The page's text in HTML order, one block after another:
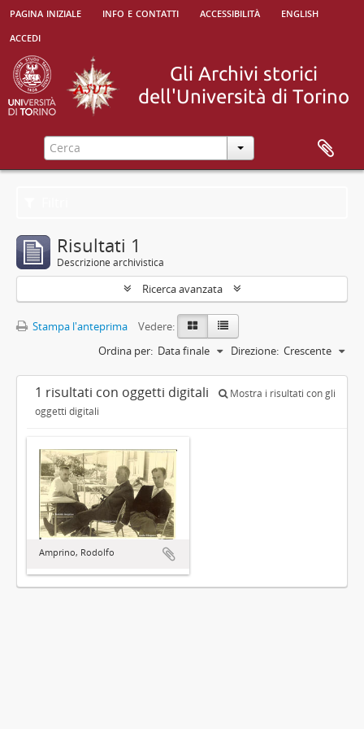
pagina iniziale info e contatti accessibilità
english
accedi
Risultati 1
Descrizione archivistica
Ricerca avanzata
Stampa l'anteprima
Vedere:
Ordina per: Data finale Direzione: Crescente
1 risultati con oggetti digitali
Mostra i risultati con gli
oggetti digitali
Amprino, Rodolfo